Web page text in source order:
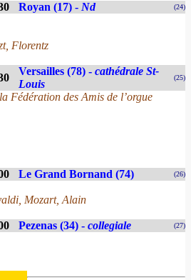
Royan (17) - Nd (24)
Florentz
Versailles (78) - cathédrale St-
Louis
(25)
Fédération des Amis de l’orgue
Le Grand Bornand (74) (26)
Mozart, Alain
Pezenas (34) - collegiale (27)